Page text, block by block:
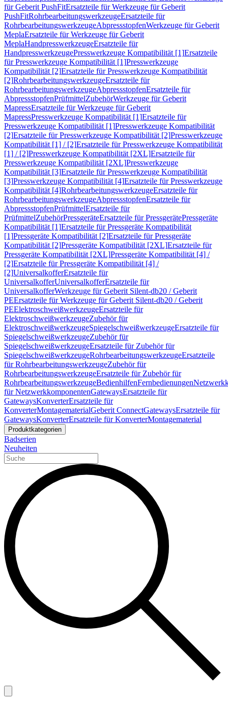
für Geberit PushFitErsatzteile für Werkzeuge für Geberit
PushFitRohrbearbeitungswerkzeugeErsatzteile für
RohrbearbeitungswerkzeugeAbpressstopfenWerkzeuge für Geberit
MeplaErsatzteile für Werkzeuge für Geberit
MeplaHandpresswerkzeugeErsatzteile für
HandpresswerkzeugePresswerkzeuge Kompatibilität [1]Ersatzteile
für Presswerkzeuge Kompatibilität [1]Presswerkzeuge
Kompatibilität [2]Ersatzteile für Presswerkzeuge Kompatibilität
[2]RohrbearbeitungswerkzeugeErsatzteile für
RohrbearbeitungswerkzeugeAbpressstopfenErsatzteile für
AbpressstopfenPrüfmittelZubehörWerkzeuge für Geberit
MapressErsatzteile für Werkzeuge für Geberit
MapressPresswerkzeuge Kompatibilität [1]Ersatzteile für
Presswerkzeuge Kompatibilität [1]Presswerkzeuge Kompatibilität
[2]Ersatzteile für Presswerkzeuge Kompatibilität [2]Presswerkzeuge
Kompatibilität [1] / [2]Ersatzteile für Presswerkzeuge Kompatibilität
[1] / [2]Presswerkzeuge Kompatibilität [2XL]Ersatzteile für
Presswerkzeuge Kompatibilität [2XL]Presswerkzeuge
Kompatibilität [3]Ersatzteile für Presswerkzeuge Kompatibilität
[3]Presswerkzeuge Kompatibilität [4]Ersatzteile für Presswerkzeuge
Kompatibilität [4]RohrbearbeitungswerkzeugeErsatzteile für
RohrbearbeitungswerkzeugeAbpressstopfenErsatzteile für
AbpressstopfenPrüfmittelErsatzteile für
PrüfmittelZubehörPressgeräteErsatzteile für PressgerätePressgeräte
Kompatibilität [1]Ersatzteile für Pressgeräte Kompatibilität
[1]Pressgeräte Kompatibilität [2]Ersatzteile für Pressgeräte
Kompatibilität [2]Pressgeräte Kompatibilität [2XL]Ersatzteile für
Pressgeräte Kompatibilität [2XL]Pressgeräte Kompatibilität [4] /
[2]Ersatzteile für Pressgeräte Kompatibilität [4] /
[2]UniversalkofferErsatzteile für
UniversalkofferUniversalkofferErsatzteile für
UniversalkofferWerkzeuge für Geberit Silent-db20 / Geberit
PEErsatzteile für Werkzeuge für Geberit Silent-db20 / Geberit
PEElektroschweißwerkzeugeErsatzteile für
ElektroschweißwerkzeugeZubehör für
ElektroschweißwerkzeugeSpiegelschweißwerkzeugeErsatzteile für
SpiegelschweißwerkzeugeZubehör für
SpiegelschweißwerkzeugeErsatzteile für Zubehör für
SpiegelschweißwerkzeugeRohrbearbeitungswerkzeugeErsatzteile
für RohrbearbeitungswerkzeugeZubehör für
RohrbearbeitungswerkzeugeErsatzteile für Zubehör für
RohrbearbeitungswerkzeugeBedienhilfenFernbedienungen
für NetzwerkkomponentenGatewaysErsatzteile für
GatewaysKonverterErsatzteile für
KonverterMontagematerialGeberit ConnectGatewaysErsatzteile für
GatewaysKonverterErsatzteile für KonverterMontagematerial
Produktkategorien
Badserien
Neuheiten